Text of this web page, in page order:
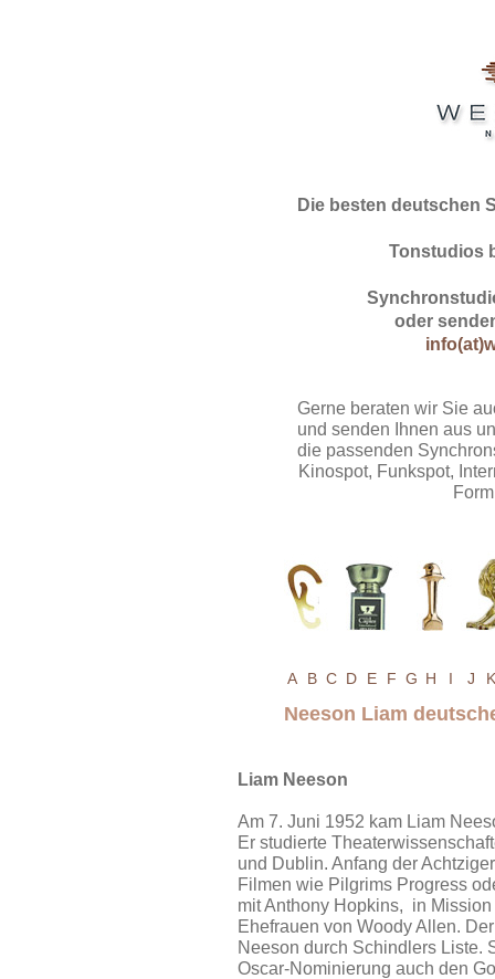
Die besten deutschen
Tonstudios
oder
Gerne beraten wir Sie
und senden Ihnen aus
die passenden
Kinospot, Funkspot,
A B C D E F G H I J K
Neeson Liam
Liam Neeson
Am 7. Juni 1952 kam Liam
Er studierte
und Dublin. Anfang der
Filmen wie Pilgrims Progress
mit Anthony Hopkins, in
Ehefrauen von Woody Allen.
Neeson durch Schindlers Liste.
Oscar-Nominierung auch den